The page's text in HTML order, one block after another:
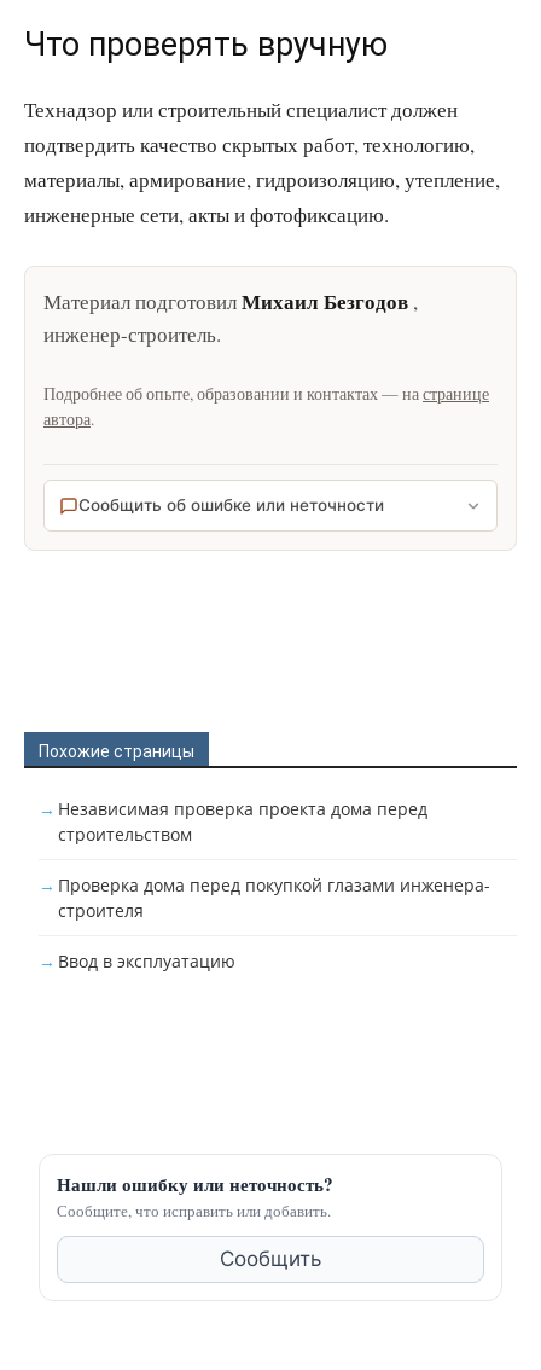
Что проверять вручную
Технадзор или строительный специалист должен
подтвердить качество скрытых работ, технологию,
материалы, армирование, гидроизоляцию, утепление,
инженерные сети, акты и фотофиксацию.
Материал подготовилМихаил Безгодов ,
инженер-строитель.
Подробнее об опыте, образовании и контактах — настранице
автора.
Сообщить об ошибке или неточности
Похожие страницы
Независимая проверка проекта дома перед
строительством
Проверка дома перед покупкой глазами инженера-
строителя
Ввод в эксплуатацию
Нашли ошибку или неточность?
Сообщите, что исправить или добавить.
Сообщить